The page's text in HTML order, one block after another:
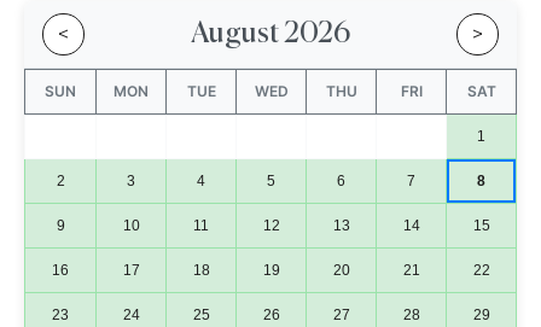
< August 2026 >
SUN MON TUE WED THU FRI SAT
1
2 3 4 5 6 7 8
9 10 11 12 13 14 15
16 17 18 19 20 21 22
23 24 25 26 27 28 29